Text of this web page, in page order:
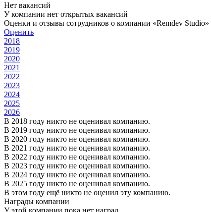
Нет вакансий
У компании нет открытых вакансий
Оценки и отзывы сотрудников о компании «Remdev Studio»
Оценить
2018
2019
2020
2021
2022
2023
2024
2025
2026
В 2018 году никто не оценивал компанию.
В 2019 году никто не оценивал компанию.
В 2020 году никто не оценивал компанию.
В 2021 году никто не оценивал компанию.
В 2022 году никто не оценивал компанию.
В 2023 году никто не оценивал компанию.
В 2024 году никто не оценивал компанию.
В 2025 году никто не оценивал компанию.
В этом году ещё никто не оценил эту компанию.
Награды компании
У этой компании пока нет наград